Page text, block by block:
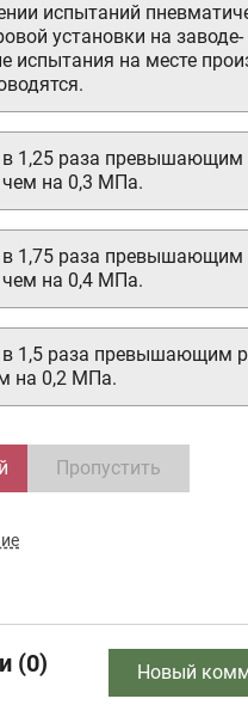
1,5 раза превышающим
на 0,2 МПа.
1,25 раза превышающим
чем на 0,3 МПа.
1,75 раза превышающим
чем на 0,4 МПа.
испытаний
установки на заводе-
испытания на месте
Пропустить
(0) Новый